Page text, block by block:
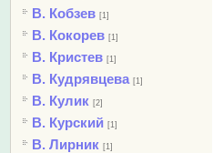
В. Кобзев [1]
В. Кокорев [1]
В. Кристев [1]
В. Кудрявцева [1]
В. Кулик [2]
В. Курский [1]
В. Лирник [1]